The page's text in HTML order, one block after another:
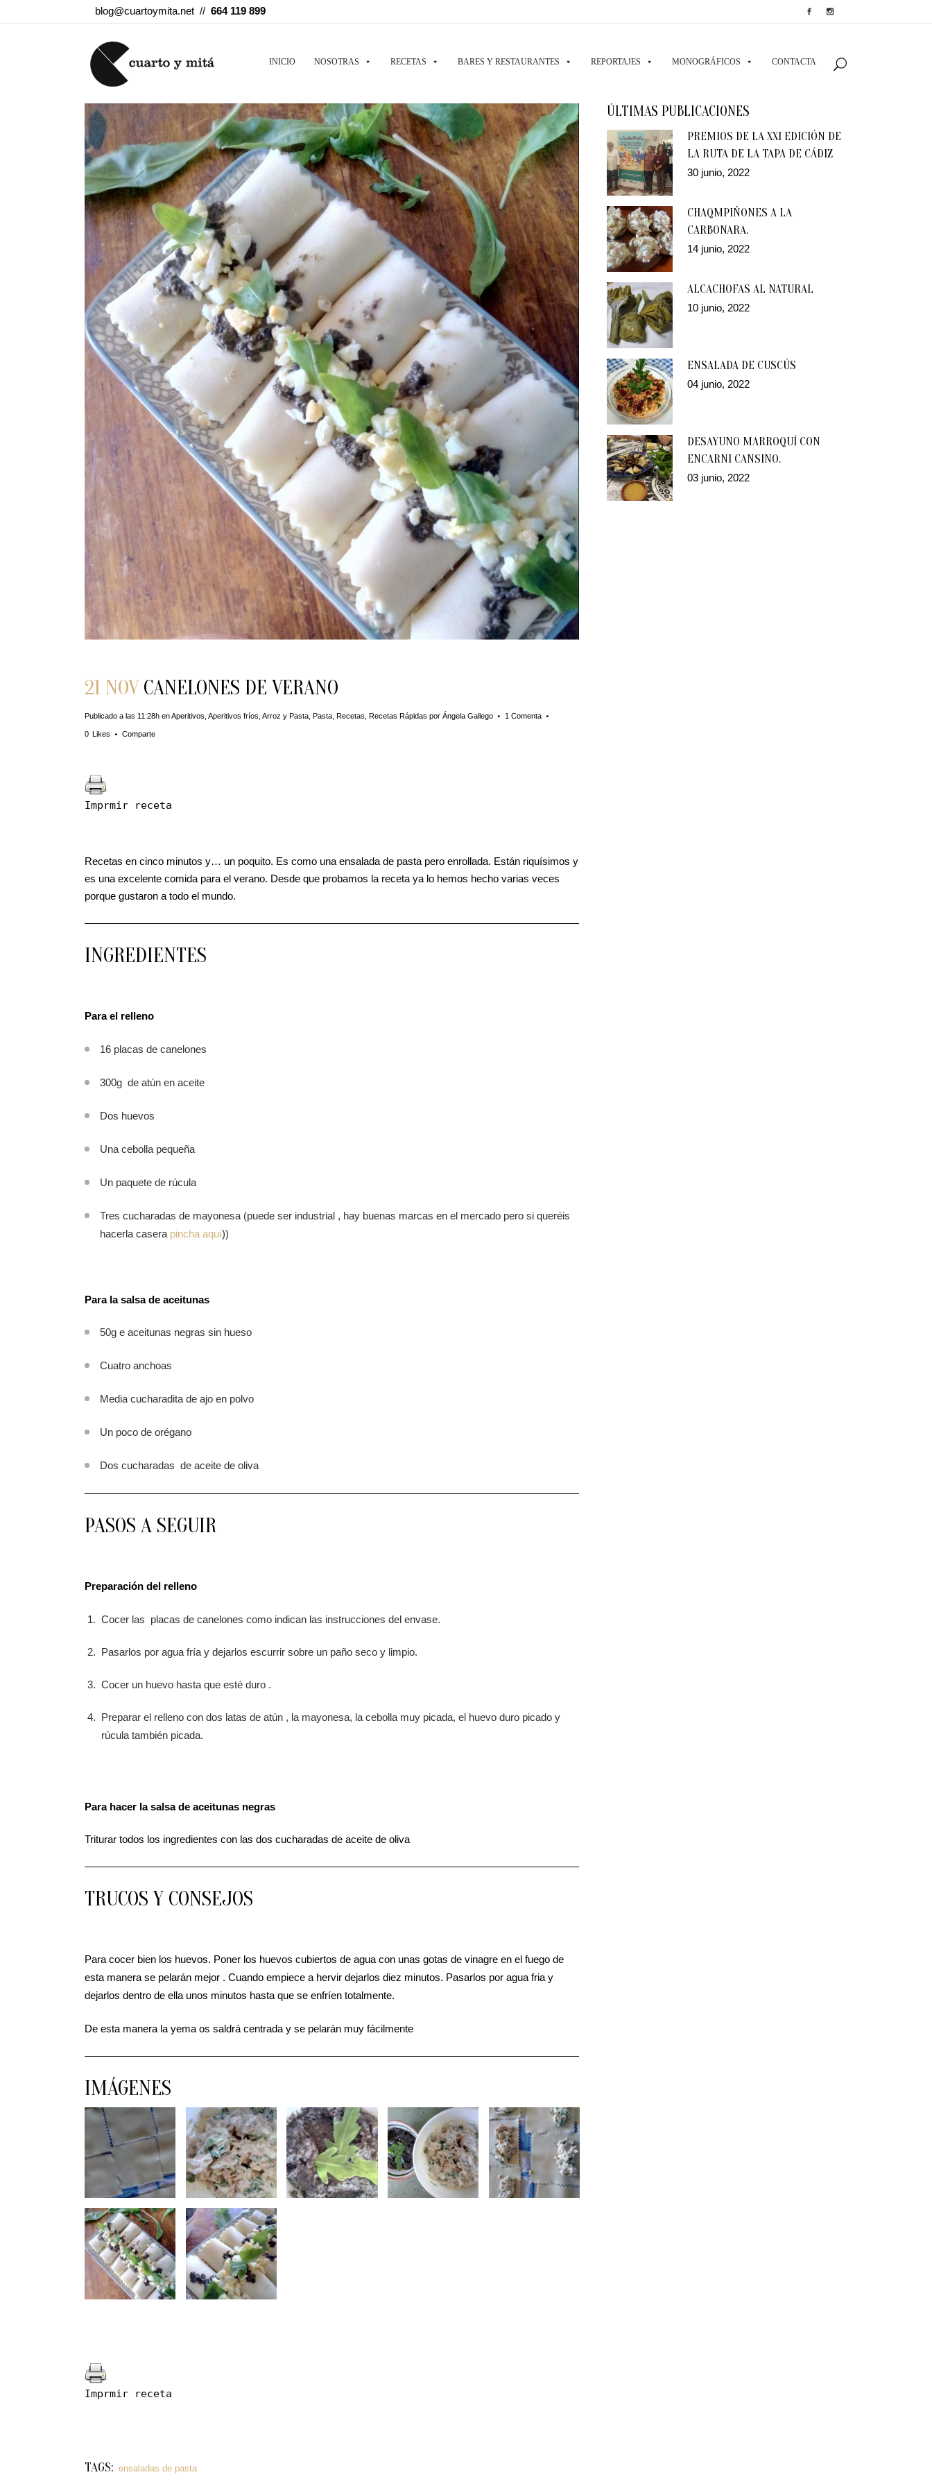
blog@cuartoymita.net // 664 119 899
INICIO NOSOTRAS RECETAS BARES Y RESTAURANTES REPORTAJES MONOGRÁFICOS CONTACTA
21 NOVCANELONES DE VERANO
Publicado a las 11:28h enAperitivos Aperitivos fríos Arroz y Pasta Pasta Recetas Recetas Rápidas por Ángela Gallego 1 Comenta
0 Likes Comparte
Imprmir receta
Recetas en cinco minutos y… un poquito. Es como una ensalada de pasta pero enrollada. Están riquísimos y
es una excelente comida para el verano. Desde que probamos la receta ya lo hemos hecho varias veces
porque gustaron a todo el mundo.
INGREDIENTES
Para el relleno
16 placas de canelones
300g de atún en aceite
Dos huevos
Una cebolla pequeña
Un paquete de rúcula
Tres cucharadas de mayonesa (puede ser industrial , hay buenas marcas en el mercado pero si queréis
hacerla casera pincha aquí))
Para la salsa de aceitunas
50g e aceitunas negras sin hueso
Cuatro anchoas
Media cucharadita de ajo en polvo
Un poco de orégano
Dos cucharadas de aceite de oliva
PASOS A SEGUIR
Preparación del relleno
Cocer las placas de canelones como indican las instrucciones del envase.
Pasarlos por agua fría y dejarlos escurrir sobre un paño seco y limpio.
Cocer un huevo hasta que esté duro .
Preparar el relleno con dos latas de atún , la mayonesa, la cebolla muy picada, el huevo duro picado y
rúcula también picada.
Para hacer la salsa de aceitunas negras
Triturar todos los ingredientes con las dos cucharadas de aceite de oliva
TRUCOS Y CONSEJOS
Para cocer bien los huevos. Poner los huevos cubiertos de agua con unas gotas de vinagre en el fuego de
esta manera se pelarán mejor . Cuando empiece a hervir dejarlos diez minutos. Pasarlos por agua fria y
dejarlos dentro de ella unos minutos hasta que se enfríen totalmente.
De esta manera la yema os saldrá centrada y se pelarán muy fácilmente
IMÁGENES
Imprmir receta
TAGS: ensaladas de pasta
ÚLTIMAS PUBLICACIONES
PREMIOS DE LA XXI EDICIÓN DE
LA RUTA DE LA TAPA DE CÁDIZ
30 junio, 2022
CHAQMPIÑONES A LA
CARBONARA.
14 junio, 2022
ALCACHOFAS AL NATURAL
10 junio, 2022
ENSALADA DE CUSCÚS
04 junio, 2022
DESAYUNO MARROQUÍ CON
ENCARNI CANSINO.
03 junio, 2022